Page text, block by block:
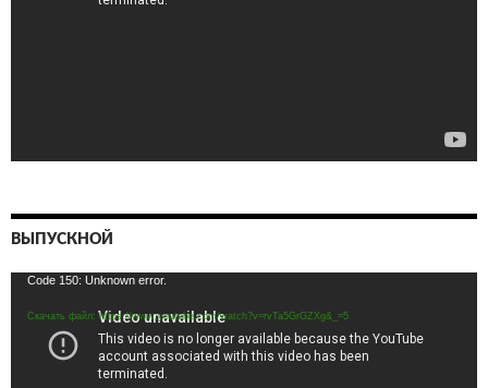
ВЫПУСКНОЙ
Видеоплеер
Code 150: Unknown error.
Скачать файл: https://www.youtube.com/watch?v=rvTa5GrGZXg&_=5